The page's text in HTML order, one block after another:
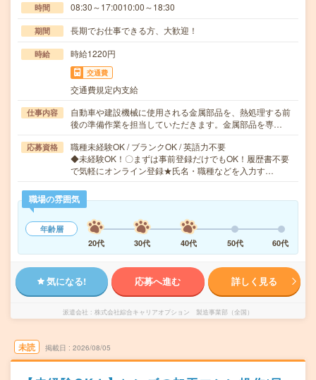
時間 08:30～17:0010:00～18:30
期間 長期でお仕事できる方、大歓迎！
時給 時給1220円
交通費
交通費規定内支給
仕事内容
自動車や建設機械に使用される金属部品を、熱処理する前
後の準備作業を担当していただきます。金属部品を専…
応募資格
職種未経験OK / ブランクOK / 英語力不要
◆未経験OK！〇まずは事前登録だけでもOK！履歴書不要
で気軽にオンライン登録★氏名・職種などを入力す…
職場の雰囲気
年齢層
20代
30代 40代 50代 60代
気になる! 応募へ進む 詳しく見る
派遣会社 株式会社綜合キャリアオプション 製造事業部（全国）
未読 掲載日 2026/08/05